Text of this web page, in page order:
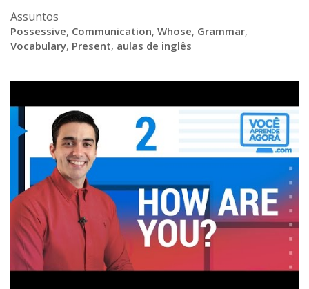
Assuntos
Possessive, Communication, Whose, Grammar,
Vocabulary, Present, aulas de inglês